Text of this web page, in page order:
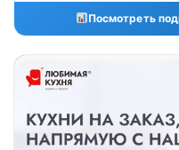
Посмотреть